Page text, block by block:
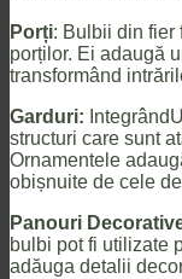
Porți: Bulbii din fier
porților. Ei adaugă
transformând
Garduri:
structuri care sunt
Ornamentele
obișnuite de cele
Panouri
bulbi pot fi utilizate
adăuga detalii